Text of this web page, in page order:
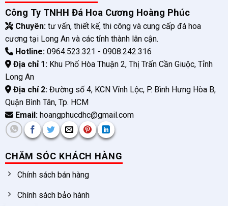
Công Ty TNHH Đá Hoa Cương Hoàng Phúc
Chuyên:tư vấn, thiết kế, thi công và cung cấp đá hoa
cương tại Long An và các tỉnh thành lân cận.
Hotline:0964.523.321 - 0908.242.316
Địa chỉ 1:Khu Phố Hòa Thuận 2, Thị Trấn Cần Giuộc, Tỉnh
Long An
Địa chỉ 2:Đường số 4, KCN Vĩnh Lộc, P. Bình Hưng Hòa B,
Quận Bình Tân, Tp. HCM
Email:hoangphucdhc@gmail.com
CHĂM SÓC KHÁCH HÀNG
Chính sách bán hàng
Chính sách bảo hành